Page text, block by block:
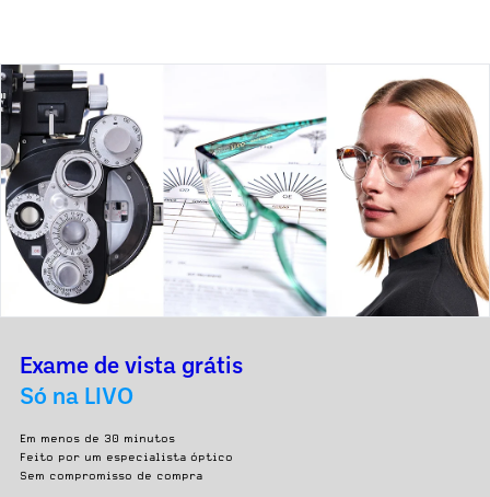
Exame de vista grátis
Só na LIVO
Em menos de 30 minutos
Feito por um especialista óptico
Sem compromisso de compra